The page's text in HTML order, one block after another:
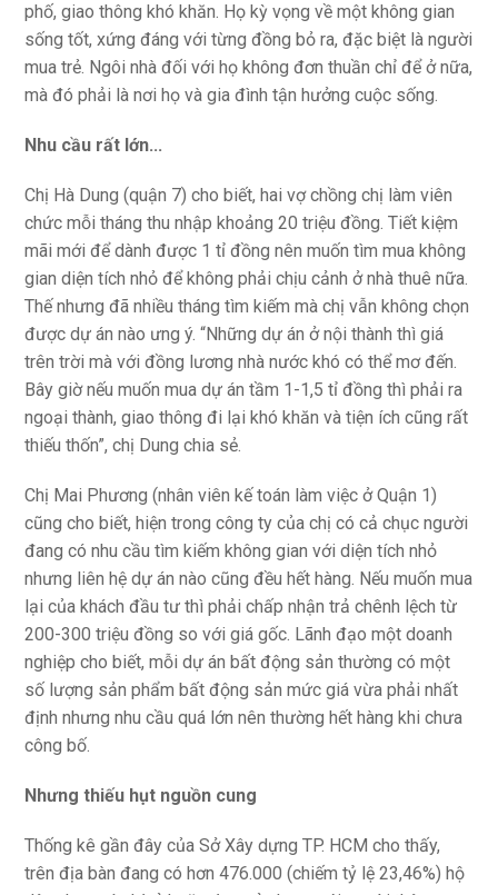
phố, giao thông khó khăn. Họ kỳ vọng về một không gian
sống tốt, xứng đáng với từng đồng bỏ ra, đặc biệt là người
mua trẻ. Ngôi nhà đối với họ không đơn thuần chỉ để ở nữa,
mà đó phải là nơi họ và gia đình tận hưởng cuộc sống.
Nhu cầu rất lớn...
Chị Hà Dung (quận 7) cho biết, hai vợ chồng chị làm viên
chức mỗi tháng thu nhập khoảng 20 triệu đồng. Tiết kiệm
mãi mới để dành được 1 tỉ đồng nên muốn tìm mua không
gian diện tích nhỏ để không phải chịu cảnh ở nhà thuê nữa.
Thế nhưng đã nhiều tháng tìm kiếm mà chị vẫn không chọn
được dự án nào ưng ý. “Những dự án ở nội thành thì giá
trên trời mà với đồng lương nhà nước khó có thể mơ đến.
Bây giờ nếu muốn mua dự án tầm 1-1,5 tỉ đồng thì phải ra
ngoại thành, giao thông đi lại khó khăn và tiện ích cũng rất
thiếu thốn”, chị Dung chia sẻ.
Chị Mai Phương (nhân viên kế toán làm việc ở Quận 1)
cũng cho biết, hiện trong công ty của chị có cả chục người
đang có nhu cầu tìm kiếm không gian với diện tích nhỏ
nhưng liên hệ dự án nào cũng đều hết hàng. Nếu muốn mua
lại của khách đầu tư thì phải chấp nhận trả chênh lệch từ
200-300 triệu đồng so với giá gốc. Lãnh đạo một doanh
nghiệp cho biết, mỗi dự án bất động sản thường có một
số lượng sản phẩm bất động sản mức giá vừa phải nhất
định nhưng nhu cầu quá lớn nên thường hết hàng khi chưa
công bố.
Nhưng thiếu hụt nguồn cung
Thống kê gần đây của Sở Xây dựng TP. HCM cho thấy,
trên địa bàn đang có hơn 476.000 (chiếm tỷ lệ 23,46%) hộ